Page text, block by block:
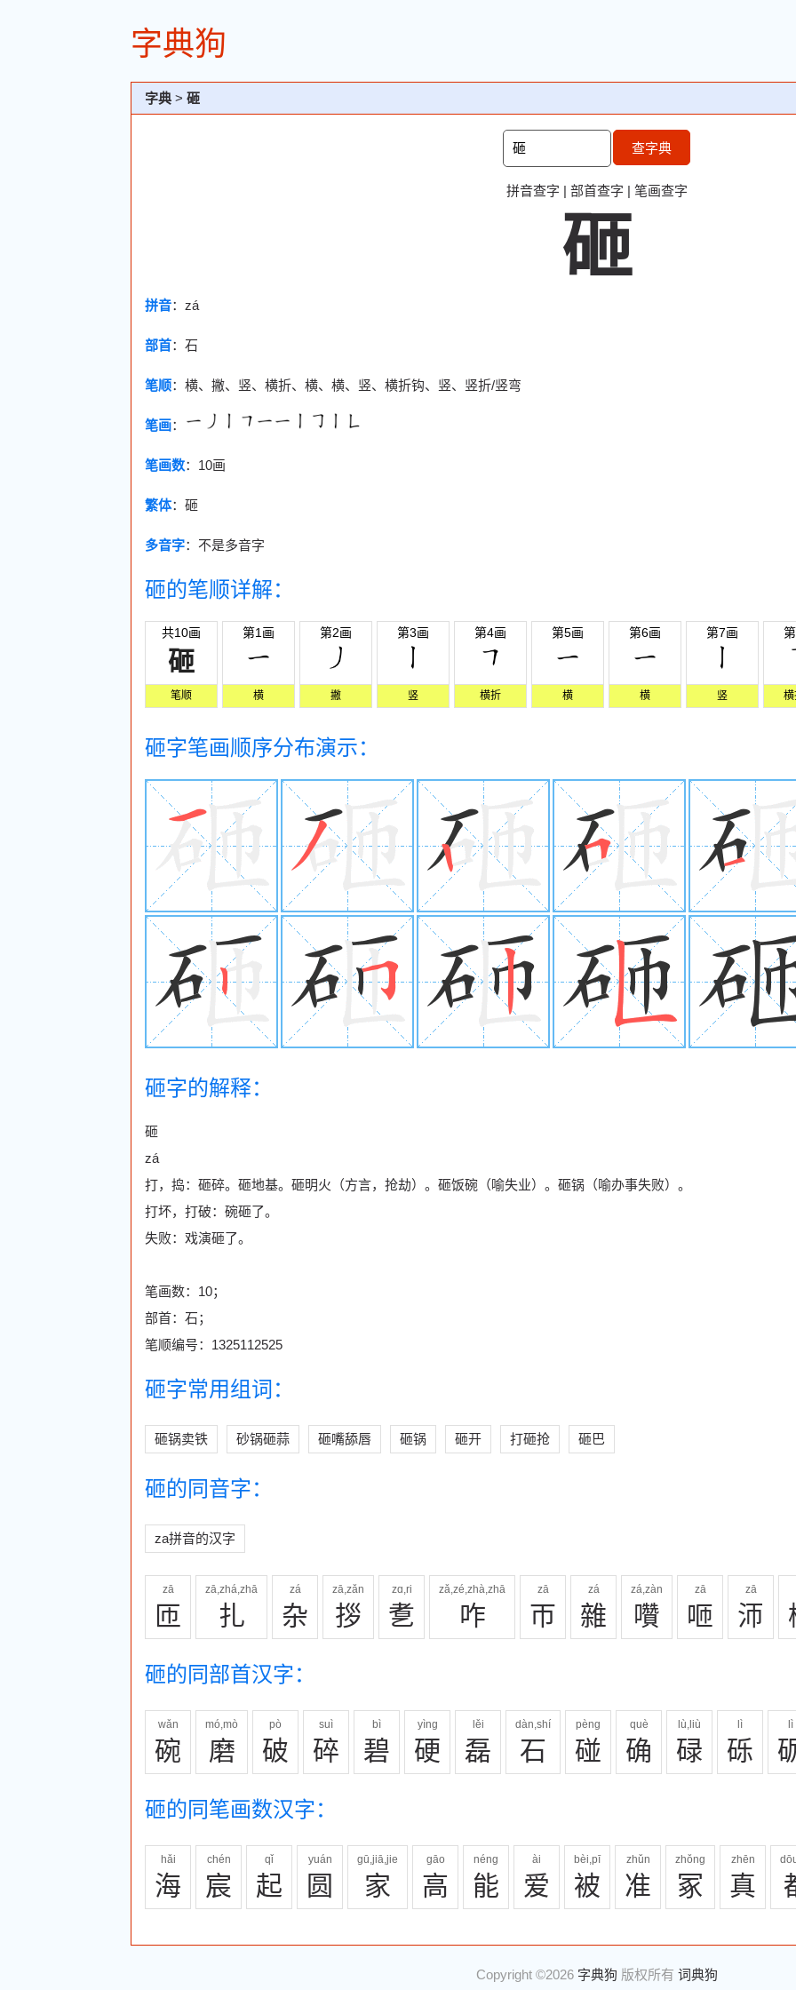
字典狗
字典 > 砸
查字典
拼音查字 | 部首查字 | 笔画查字
砸
拼音：zá
部首： 石
笔顺：横、撇、竖、横折、横、横、竖、横折钩、竖、竖折/竖弯
笔画：
笔画数： 10画
繁体：砸
多音字：不是多音字
砸的笔顺详解：
共10画
砸
笔顺
第1画
横
第2画
撇
第3画
竖
第4画
横折
第5画
横
第6画
横
第7画
竖
砸字笔画顺序分布演示：
砸字的解释：
砸
zá
打，捣：砸碎。砸地基。砸明火（方言，抢劫）。砸饭碗（喻失业）。砸锅（喻办事失败）。
打坏，打破：碗砸了。
失败：戏演砸了。
笔画数：10；
部首：石；
笔顺编号：1325112525
砸字常用组词：
砸锅卖铁 砂锅砸蒜 砸嘴舔唇 砸锅 砸开 打砸抢 砸巴
砸的同音字：
za拼音的汉字
zā
匝
zā,zhá,zhā
扎
zá
杂
zā,zǎn
拶
zɑ,ri
乽
zǎ,zé,zhà,zhā
咋
zā
帀
zá
雜
zá,zàn
囋
zā
咂
zā
沞
砸的同部首汉字：
wǎn
碗
mó,mò
磨
pò
破
suì
碎
bì
碧
yìng
硬
lěi
磊
dàn,shí
石
pèng
碰
què
确
lù,liù
碌
lì
砾
lì
砸的同笔画数汉字：
hǎi
海
chén
宸
qǐ
起
yuán
圆
gū,jiā,jie
家
gāo
高
néng
能
ài
爱
bèi,pī
被
zhǔn
准
zhǒng
冢
zhēn
真
Copyright ©2026 字典狗 版权所有 词典狗